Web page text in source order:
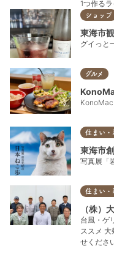
1つ作る
ショップ
東海市
グイっと
グルメ
住まい・
東海市
写真展「
住まい・
（株）
台風・ゲ
ススメ
せくださ